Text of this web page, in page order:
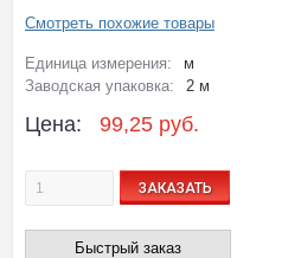
Смотреть похожие товары
Единица измерения:
м
Заводская упаковка:
2 м
Цена: 99,25 руб.
ЗАКАЗАТЬ
Быстрый заказ